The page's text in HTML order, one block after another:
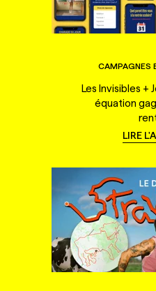
CAMPAGNES
Les Invisibles +
équation
LIRE